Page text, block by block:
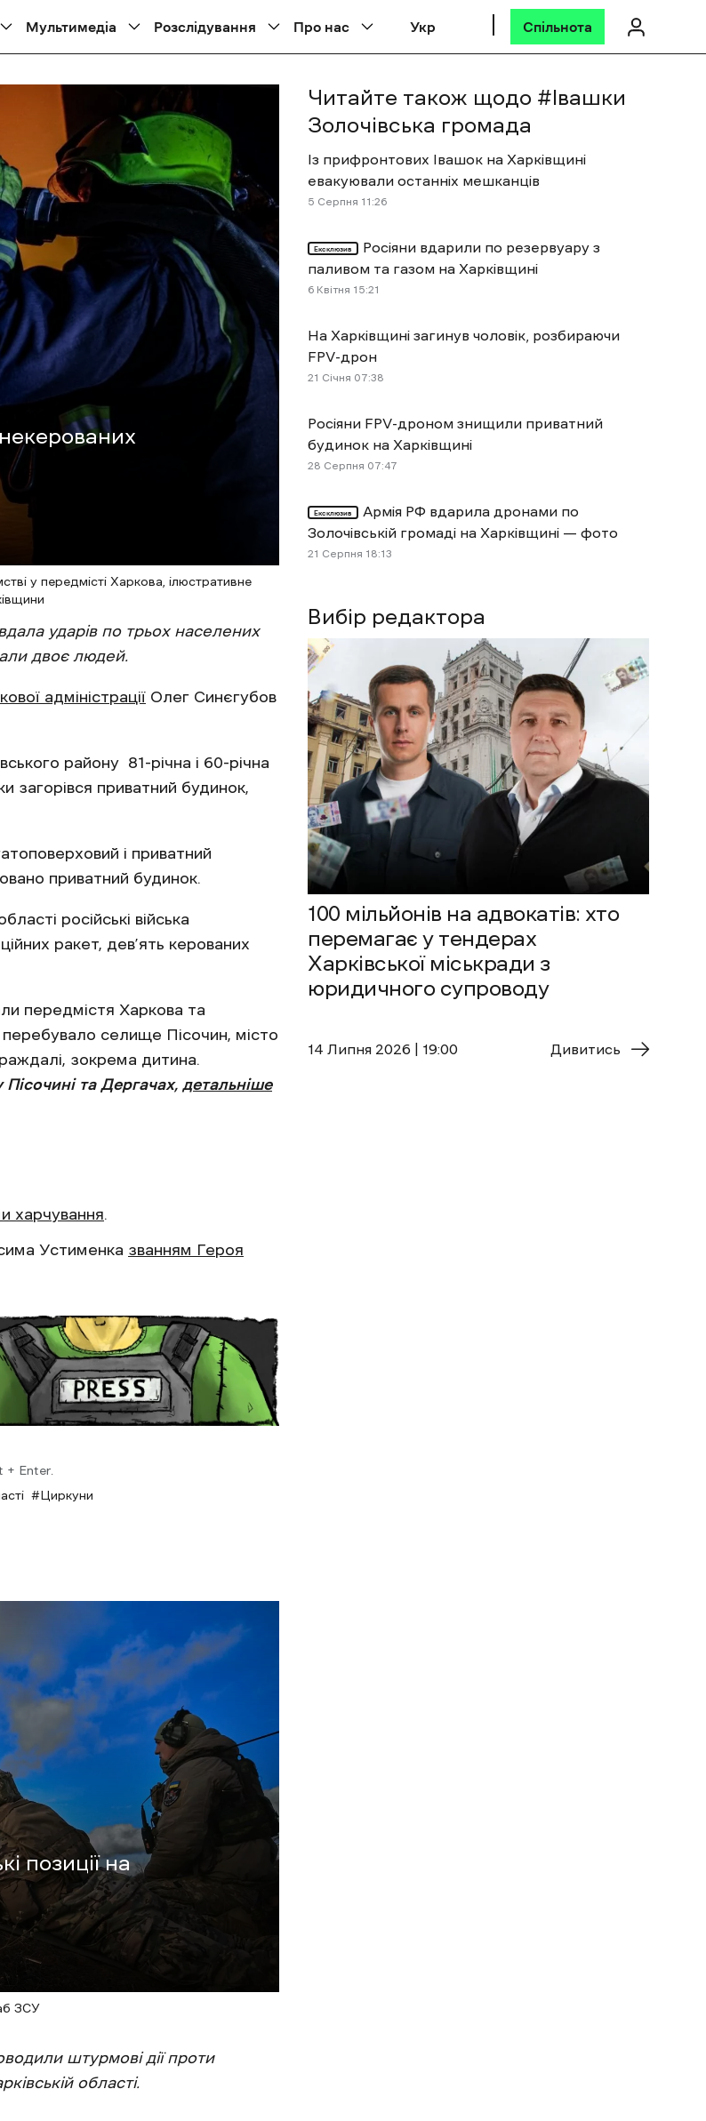
Мультимедіа Розслідування Про нас Укр Спільнота
у передмісті Харкова, ілюстративне
ударів по трьох населених
двоє людей.
адміністрації Олег Синєгубов
району 81-річна і 60-річна
загорівся приватний будинок,
і приватний
приватний будинок.
російські війська
ракет, дев’ять керованих
передмістя Харкова та
селище Пісочин, місто
зокрема дитина.
та Дергачах, детальніше
харчування.
Устименка званням Героя
+ Enter.
Циркуни
позиції на
ЗСУ
штурмові дії проти
області.
Вибір редактора
100 мільйонів на адвокатів: хто
перемагає у тендерах
Харківської міськради з
юридичного супроводу
14 Липня 2026 | 19:00 Дивитись
Читайте також щодо # Івашки
Золочівська громада
Із прифронтових Івашок на Харківщині
евакуювали останніх мешканців
5 Cерпня 11:26
Ексклюзив
Росіяни вдарили по резервуару з
паливом та газом на Харківщині
6 Квітня 15:21
На Харківщині загинув чоловік, розбираючи
FPV-дрон
21 Січня 07:38
Росіяни FPV-дроном знищили приватний
будинок на Харківщині
28 Cерпня 07:47
Ексклюзив
Армія РФ вдарила дронами по
Золочівській громаді на Харківщині — фото
21 Cерпня 18:13